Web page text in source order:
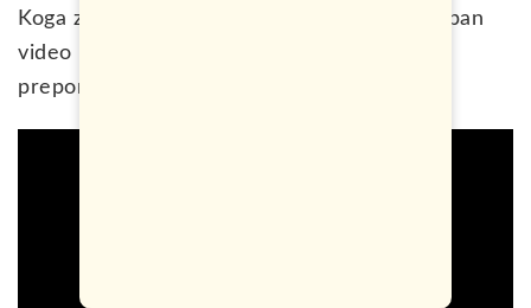
Koga zanima više detalja, snimio sam i poseban
video u kome ćete saznati mnogo lokalnih
preporuka kada dođete ovdje.